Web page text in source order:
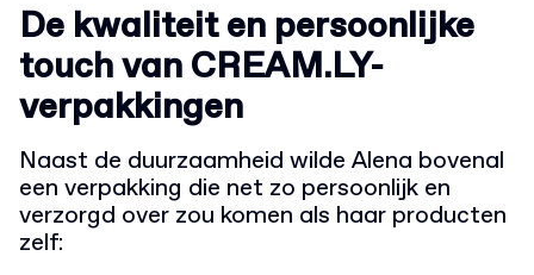
De kwaliteit en persoonlijke
touch van CREAM.LY-
verpakkingen
Naast de duurzaamheid wilde Alena bovenal
een verpakking die net zo persoonlijk en
verzorgd over zou komen als haar producten
zelf: